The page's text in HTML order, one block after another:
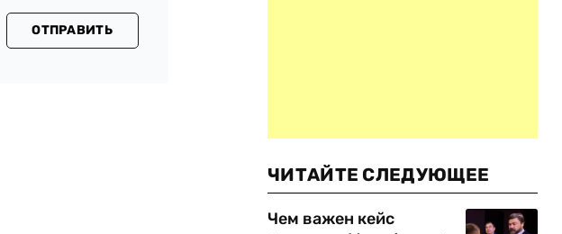
ОТПРАВИТЬ
ЧИТАЙТЕ СЛЕДУЮЩЕЕ
Чем важен кейс